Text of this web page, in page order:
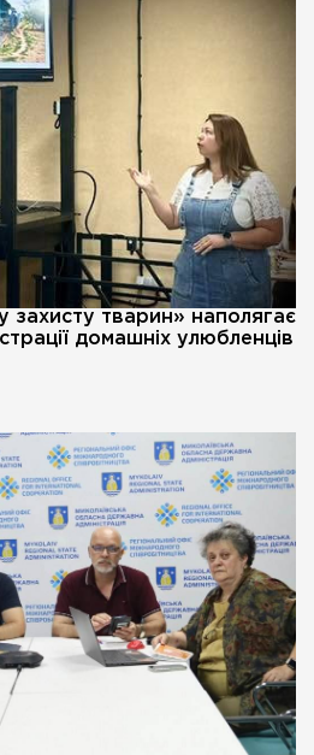
захисту тварин» наполягає
домашніх улюбленців